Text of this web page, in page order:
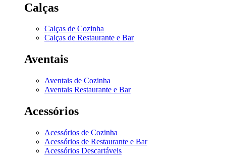
Calças
Calças de Cozinha
Calças de Restaurante e Bar
Aventais
Aventais de Cozinha
Aventais Restaurante e Bar
Acessórios
Acessórios de Cozinha
Acessórios de Restaurante e Bar
Acessórios Descartáveis